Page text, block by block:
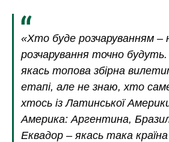
«Хто буде розчаруванням
розчарування точно
якась топова збірна
етапі, але не знаю, хто
хтось із Латинської
Америка: Аргентина,
Еквадор – якась така